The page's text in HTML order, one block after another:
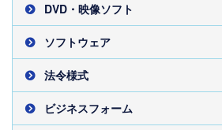
DVD・映像ソフト
ソフトウェア
法令様式
ビジネスフォーム